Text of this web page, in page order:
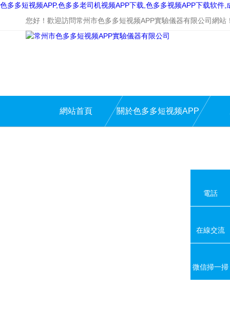
色多多短视频APP,色多多老司机视频APP下载,色多多视频APP下载软件,
您好！歡迎訪問常州市色多多短视频APP實驗儀器有限公司網站
網站首頁 關於色多多短视频APP
電話
在線交流
微信掃一掃